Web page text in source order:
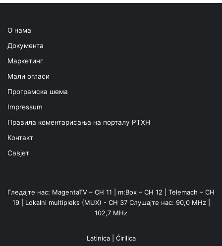
О нама
Документа
Маркетинг
Мали огласи
Програмска шема
Impressum
Правила коментарисања на порталу РТХН
Контакт
Савјет
Гледајте нас: MagentaTV – CH 11 | m:Box – CH 12 | Telemach – CH
19 | Lokalni multipleks (MUX) - CH 37 Слушајте нас: 90,0 MHz |
102,7 MHz
Latinica| Ćirilica